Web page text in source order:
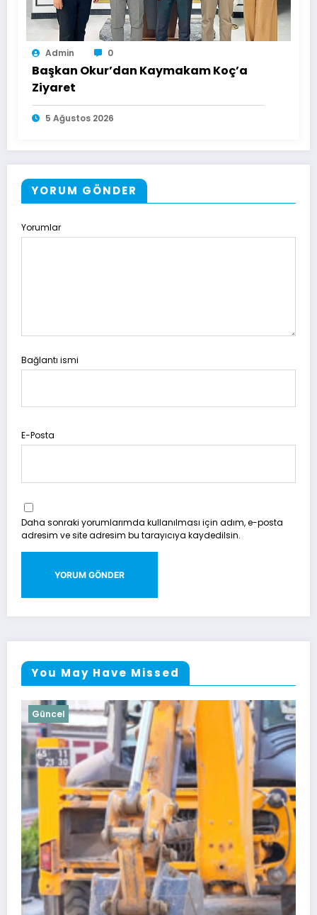
Admin 0
Başkan Okur’dan Kaymakam Koç’a
Ziyaret
5 Ağustos 2026
YORUM GÖNDER
Yorumlar
Bağlantı ismi
E-Posta
Daha sonraki yorumlarımda kullanılması için adım, e-posta
adresim ve site adresim bu tarayıcıya kaydedilsin.
You May Have Missed
Güncel
Soma Heyetinden MCBÜ Rektörü